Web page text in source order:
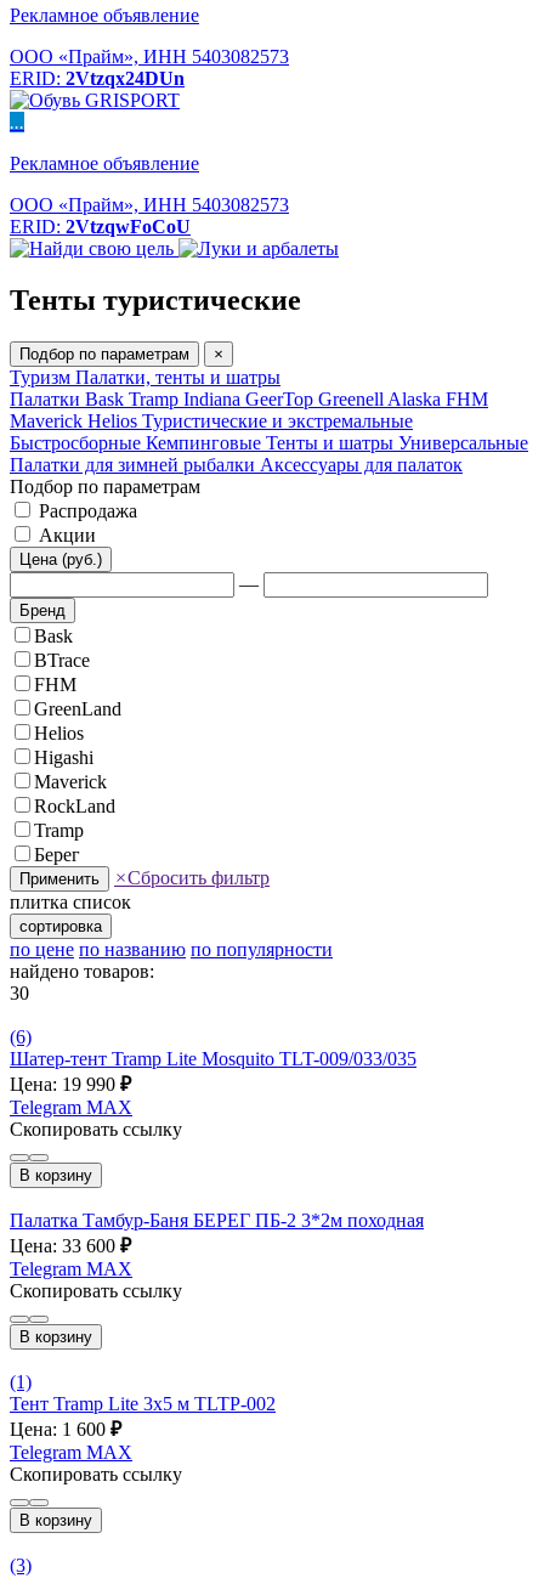
Рекламное объявление
ООО «Прайм», ИНН 5403082573
ERID: 2Vtzqx24DUn
...
Рекламное объявление
ООО «Прайм», ИНН 5403082573
ERID: 2VtzqwFoCoU
Тенты туристические
Подбор по параметрам ×
Туризм Палатки, тенты и шатры
Палатки Bask Tramp Indiana GeerTop Greenell Alaska FHM
Maverick Helios Туристические и экстремальные
Быстросборные Кемпинговые Тенты и шатры Универсальные
Палатки для зимней рыбалки Аксессуары для палаток
Подбор по параметрам
Распродажа
Акции
Цена (руб.)
—
Бренд
Bask
BTrace
FHM
GreenLand
Helios
Higashi
Maverick
RockLand
Tramp
Берег
Применить ×Сбросить фильтр
плитка список
сортировка
по цене по названию по популярности
найдено товаров:
30
(6)
Шатер-тент Tramp Lite Mosquito TLT-009/033/035
Цена: 19 990 ₽
Telegram MAX
Скопировать ссылку
В корзину
Палатка Тамбур-Баня БЕРЕГ ПБ-2 3*2м походная
Цена: 33 600 ₽
Telegram MAX
Скопировать ссылку
В корзину
(1)
Тент Tramp Lite 3x5 м TLTP-002
Цена: 1 600 ₽
Telegram MAX
Скопировать ссылку
В корзину
(3)